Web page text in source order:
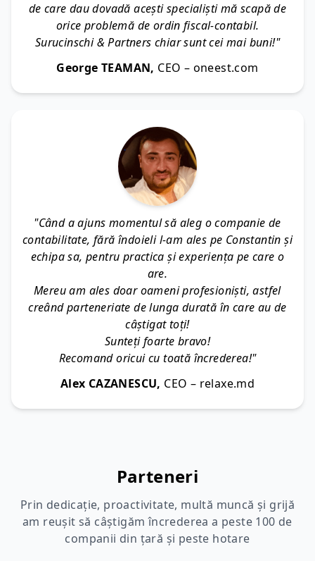
de care dau dovadă acești specialiști mă scapă de
orice problemă de ordin fiscal-contabil.
Surucinschi & Partners chiar sunt cei mai buni!"
George TEAMAN, CEO – oneest.com
"Când a ajuns momentul să aleg o companie de
contabilitate, fără îndoieli l-am ales pe Constantin și
echipa sa, pentru practica și experiența pe care o
are.
Mereu am ales doar oameni profesioniști, astfel
creând parteneriate de lunga durată în care au de
câștigat toți!
Sunteți foarte bravo!
Recomand oricui cu toată încrederea!"
Alex CAZANESCU, CEO – relaxe.md
Parteneri
Prin dedicație, proactivitate, multă muncă și grijă
am reușit să câștigăm încrederea a peste 100 de
companii din țară și peste hotare